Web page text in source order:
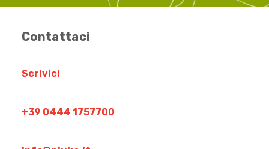
Contattaci
Scrivici
+39 0444 1757700